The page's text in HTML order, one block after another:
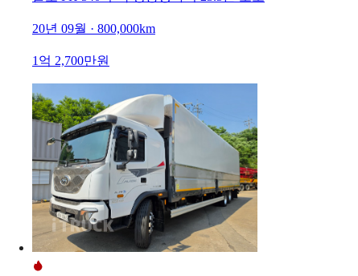
20년 09월 · 800,000km
1억 2,700만원